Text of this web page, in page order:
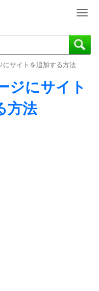
T
g
g
にサイトを追加する方法
ジにサイト
方法